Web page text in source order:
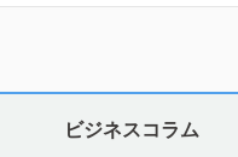
ビジネスコラム